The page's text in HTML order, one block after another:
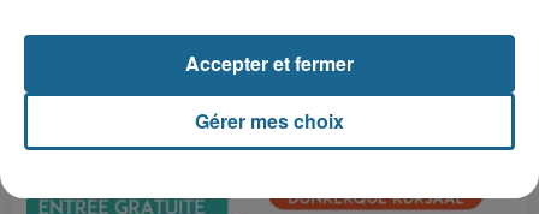
Gérer mes choix
Accepter et fermer